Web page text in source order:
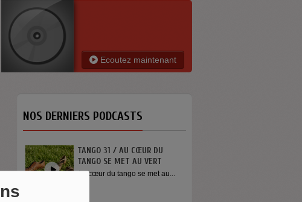
Ecoutez maintenant
NOS DERNIERS PODCASTS
31 / AU CŒUR DU
SE MET AU VERT
tango se met au...
INTERVIEW SORTIE DE SCÈNE
YOUN SUN NAH
Quelques mots de la chanteuse